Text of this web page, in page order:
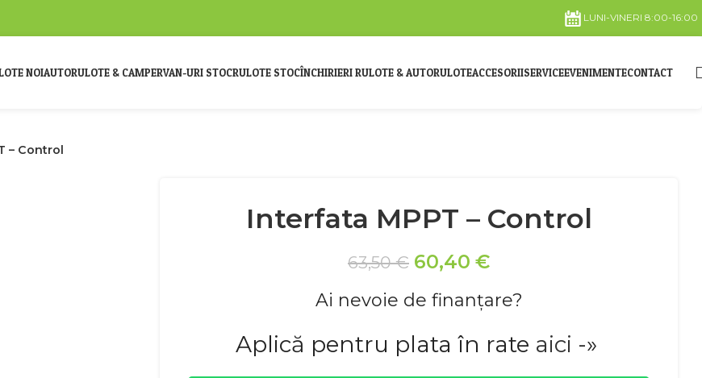
LUNI-VINERI 8:00-16:00
NOIAUTORULOTE & CAMPERVAN-URI STOCRULOTE STOCÎNCHIRIERI RULOTE & AUTORULOTEACCESORIISERVICEEVENIMENTECONTACT
– Control
Interfata MPPT – Control
63,50€ 60,40 €
Ai nevoie de finanțare?
Aplică pentru plata în rate aici -»